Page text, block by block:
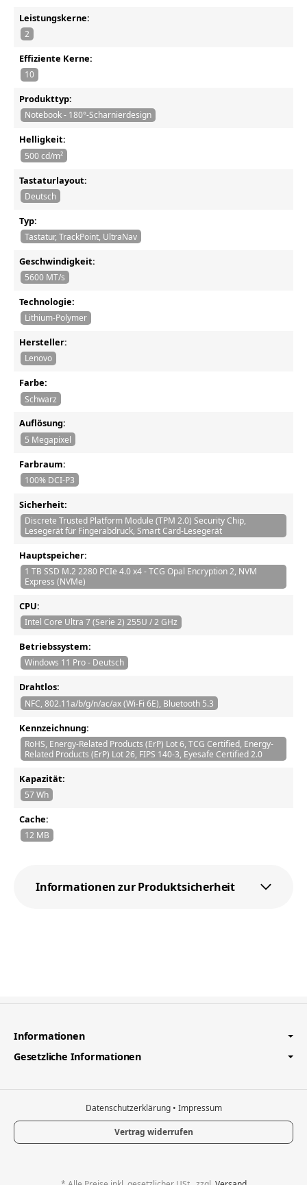
Leistungskerne:
2
Effiziente Kerne:
10
Produkttyp:
Notebook - 180°-Scharnierdesign
Helligkeit:
500 cd/m²
Tastaturlayout:
Deutsch
Typ:
Tastatur, TrackPoint, UltraNav
Geschwindigkeit:
5600 MT/s
Technologie:
Lithium-Polymer
Hersteller:
Lenovo
Farbe:
Schwarz
Auflösung:
5 Megapixel
Farbraum:
100% DCI-P3
Sicherheit:
Discrete Trusted Platform Module (TPM 2.0) Security Chip,
Lesegerät für Fingerabdruck, Smart Card-Lesegerät
Hauptspeicher:
1 TB SSD M.2 2280 PCIe 4.0 x4 - TCG Opal Encryption 2, NVM
Express (NVMe)
CPU:
Intel Core Ultra 7 (Serie 2) 255U / 2 GHz
Betriebssystem:
Windows 11 Pro - Deutsch
Drahtlos:
NFC, 802.11a/b/g/n/ac/ax (Wi-Fi 6E), Bluetooth 5.3
Kennzeichnung:
RoHS, Energy-Related Products (ErP) Lot 6, TCG Certified, Energy-
Related Products (ErP) Lot 26, FIPS 140-3, Eyesafe Certified 2.0
Kapazität:
57 Wh
Cache:
12 MB
Informationen zur Produktsicherheit
Informationen
Gesetzliche Informationen
Datenschutzerklärung • Impressum
Vertrag widerrufen